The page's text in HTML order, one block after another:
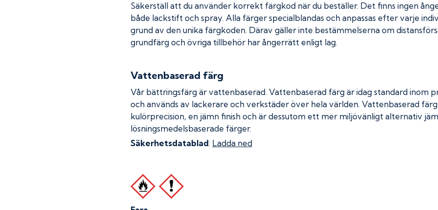
Säkerställ att du använder korrekt färgkod när du beställer. Det finns ingen
både lackstift och spray. Alla färger specialblandas och anpassas efter varje
grund av den unika färgkoden. Därav gäller inte bestämmelserna om
grundfärg och övriga tillbehör har ångerrätt enligt lag.
Vattenbaserad färg
Vår bättringsfärg är vattenbaserad. Vattenbaserad färg är idag standard inom
och används av lackerare och verkstäder över hela världen. Vattenbaserad
kulörprecision, en jämn finish och är dessutom ett mer miljövänligt alternativ
lösningsmedelsbaserade färger.
Säkerhetsdatablad: Ladda ned